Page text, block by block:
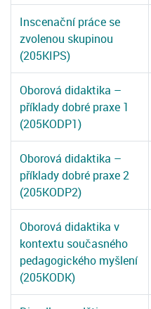
Inscenační práce se
zvolenou skupinou
(205KIPS)
Oborová didaktika –
příklady dobré praxe 1
(205KODP1)
Oborová didaktika –
příklady dobré praxe 2
(205KODP2)
Oborová didaktika v
kontextu současného
pedagogického myšlení
(205KODK)